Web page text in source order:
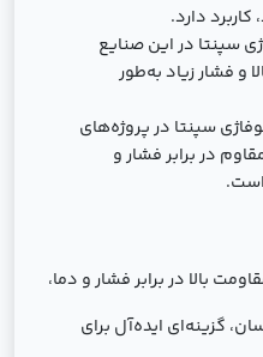
کاربرد دارد.
سپنتا در این صنایع
و فشار زیاد به‌طور
سپنتا در پروژه‌های
در برابر فشار و
است.
سایز 1 اینچ با مقاومت بالا در برابر فشار و دما،
گزینه‌ای ایده‌آل برای